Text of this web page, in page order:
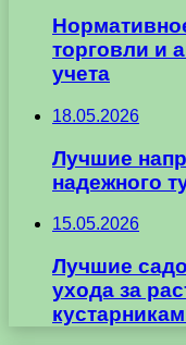
торговли и
учета
18.05.2026
Лучшие
надежного
15.05.2026
Лучшие
ухода за